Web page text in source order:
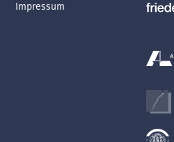
Impressum